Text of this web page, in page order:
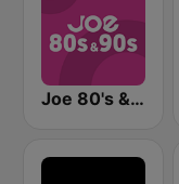
Joe 80's & 90's